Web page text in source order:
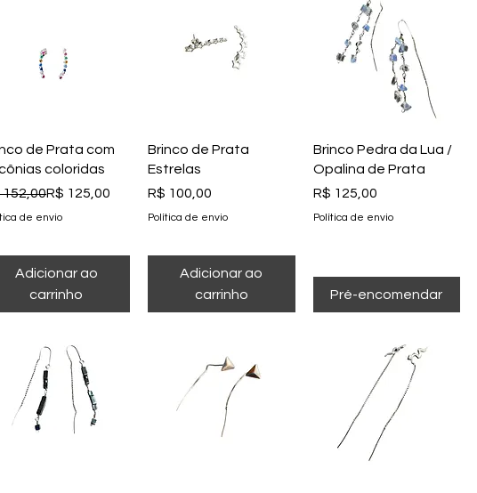
rápida
de Prata com
coloridas
normal
152,00promocional
R$ 125,00
de envio
Adicionar ao
carrinho
Visualização rápida
Brinco de Prata
Estrelas
Preço
R$ 100,00
Política de envio
Adicionar ao
carrinho
Visualização rápida
Brinco Pedra da Lua /
Opalina de Prata
Preço
R$ 125,00
Política de envio
Pré-encomendar